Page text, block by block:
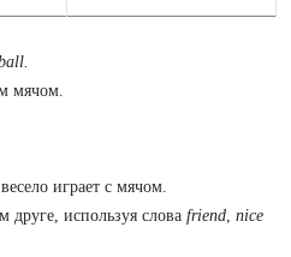
мячом.
играет с мячом.
друге, используя слова friend, nice